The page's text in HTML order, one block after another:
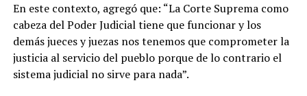
En este contexto, agregó que: “La Corte Suprema como
cabeza del Poder Judicial tiene que funcionar y los
demás jueces y juezas nos tenemos que comprometer la
justicia al servicio del pueblo porque de lo contrario el
sistema judicial no sirve para nada”.